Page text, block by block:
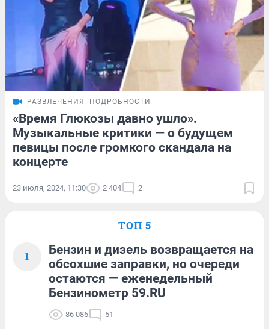
РАЗВЛЕЧЕНИЯ ПОДРОБНОСТИ
«Время Глюкозы давно ушло».
Музыкальные критики — о будущем
певицы после громкого скандала на
концерте
23 июля, 2024, 11:30 2 404 2
ТОП 5
1
Бензин и дизель возвращается на
обсохшие заправки, но очереди
остаются — еженедельный
Бензинометр 59.RU
86 086 51